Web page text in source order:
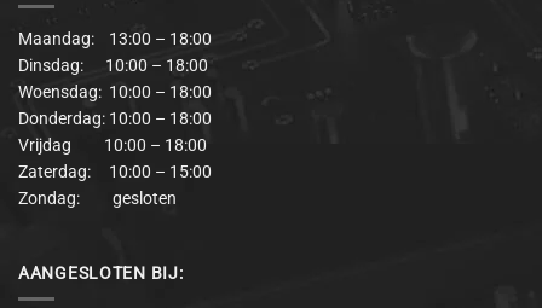
Maandag: 13:00 – 18:00
Dinsdag: 10:00 – 18:00
Woensdag: 10:00 – 18:00
Donderdag: 10:00 – 18:00
Vrijdag 10:00 – 18:00
Zaterdag: 10:00 – 15:00
Zondag: gesloten
AANGESLOTEN BIJ: